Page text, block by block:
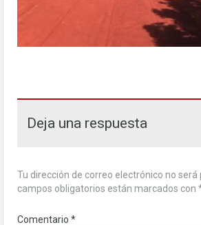
Deja una respuesta
Tu dirección de correo electrónico no será
campos obligatorios están marcados con
Comentario *